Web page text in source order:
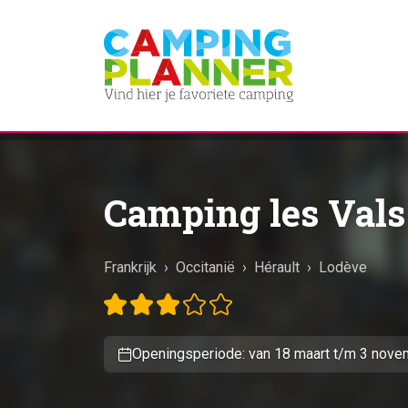
Camping les Vals
Frankrijk › Occitanië › Hérault › Lodève
Openingsperiode: van 18 maart t/m 3